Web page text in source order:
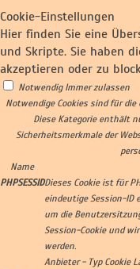
Cookie-Einstellungen
Hier finden Sie eine
und Skripte. Sie haben
akzeptieren oder zu
Notwendig Immer zulassen
Notwendige Cookies sind für
Diese Kategorie enthält
Sicherheitsmerkmale der
Name
PHPSESSIDDieses Cookie ist für
eindeutige Session-ID
um die
Session-Cookie und
werden.
Anbieter - Typ Cookie